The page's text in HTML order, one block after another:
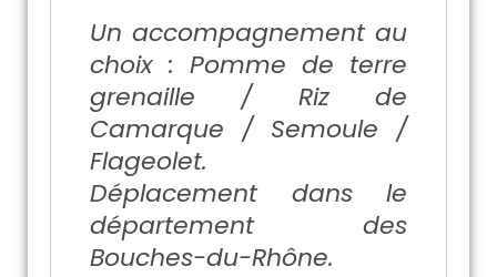
Un accompagnement au
choix : Pomme de terre
grenaille / Riz de
Camarque / Semoule /
Flageolet.
Déplacement dans le
département des
Bouches-du-Rhône.